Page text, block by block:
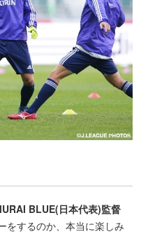
BLUE(日本代表)監督
をするのか、本当に楽しみ